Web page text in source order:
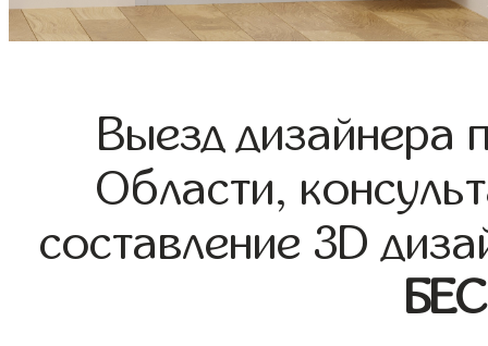
Выезд дизайнера
Области,
составление 3D